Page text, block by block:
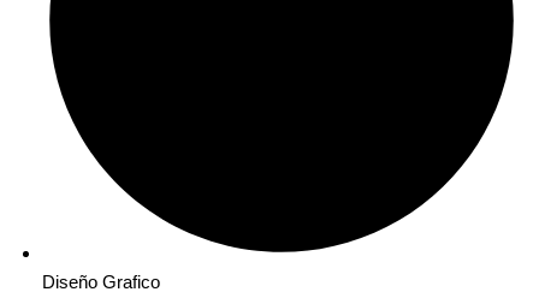
Diseño Grafico